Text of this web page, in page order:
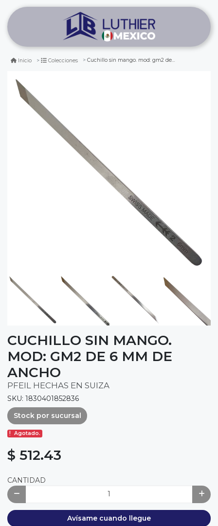
Inicio Colecciones Cuchillo sin mango. mod: gm2 de 6 mm de ancho
CUCHILLO SIN MANGO.
MOD: GM2 DE 6 MM DE
ANCHO
PFEIL HECHAS EN SUIZA
SKU: 1830401852836
Stock por sucursal
Agotado.
$ 512.43
CANTIDAD
Avísame cuando llegue